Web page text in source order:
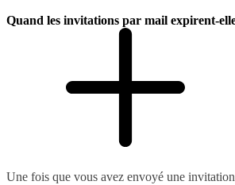
Quand les invitations par mail expirent-
Une fois que vous avez envoyé une